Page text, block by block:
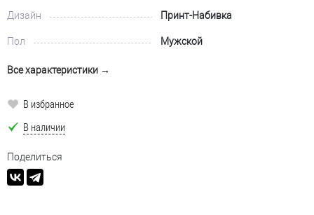
Дизайн Принт-Набивка
Пол Мужской
Все характеристики →
В избранное
В наличии
Поделиться